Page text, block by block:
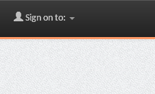
Sign on to: